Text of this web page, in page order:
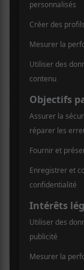
problèmes, je
avec la
joie de
structures
renouvelé. J’ai
commencer »,